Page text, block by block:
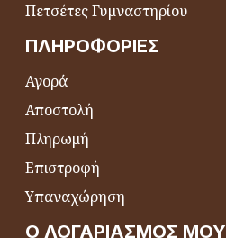
Πετσέτες Γυμναστηρίου
ΠΛΗΡΟΦΟΡΊΕΣ
Αγορά
Αποστολή
Πληρωμή
Επιστροφή
Υπαναχώρηση
Ο ΛΟΓΑΡΙΑΣΜΌΣ ΜΟΥ